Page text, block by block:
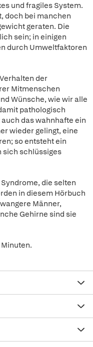
und fragiles System.
doch bei manchen
geraten. Die
sein; in einigen
durch Umweltfaktoren
der
Mitmenschen
Wünsche, wie wir alle
pathologisch
das wahnhafte ein
wieder gelingt, eine
so entsteht ein
sich schlüssiges
die selten
in diesem Hörbuch
Männer,
Gehirne sind sie